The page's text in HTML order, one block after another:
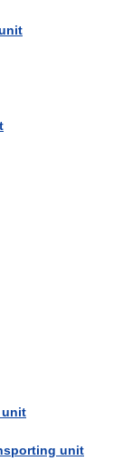
unit
unit